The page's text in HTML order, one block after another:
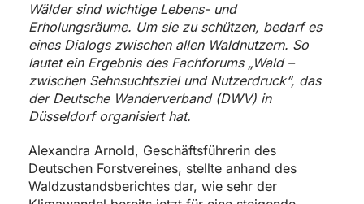
Wälder sind wichtige Lebens- und
Erholungsräume. Um sie zu schützen, bedarf es
eines Dialogs zwischen allen Waldnutzern. So
lautet ein Ergebnis des Fachforums „Wald –
zwischen Sehnsuchtsziel und Nutzerdruck“, das
der Deutsche Wanderverband (DWV) in
Düsseldorf organisiert hat.
Alexandra Arnold, Geschäftsführerin des
Deutschen Forstvereines, stellte anhand des
Waldzustandsberichtes dar, wie sehr der